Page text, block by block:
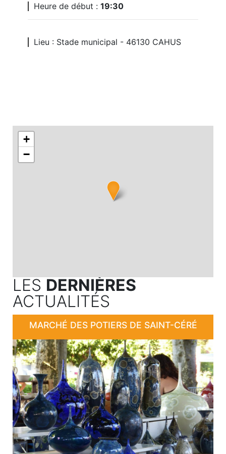
Heure de début : 19:30
Lieu : Stade municipal - 46130 CAHUS
+
−
LES DERNIÈRES
ACTUALITÉS
MARCHÉ DES POTIERS DE SAINT-CÉRÉ